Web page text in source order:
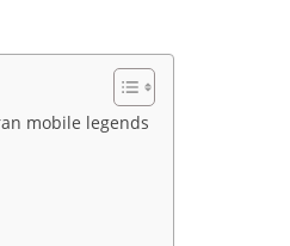
mobile legends